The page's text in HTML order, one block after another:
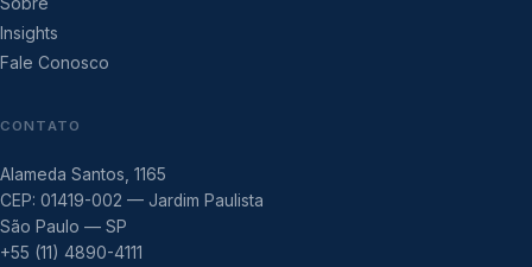
Insights
Fale Conosco
CONTATO
Alameda Santos, 1165
CEP: 01419-002 — Jardim Paulista
São Paulo — SP
+55 (11) 4890-4111